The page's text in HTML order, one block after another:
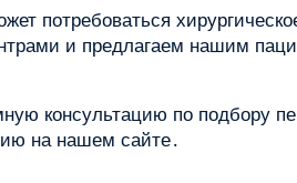
потребоваться
и предлагаем нашим
консультацию по подбору
на нашем сайте․